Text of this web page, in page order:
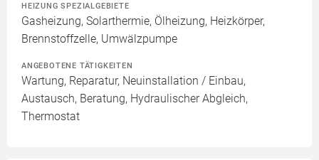
HEIZUNG SPEZIALGEBIETE
Gasheizung, Solarthermie, Ölheizung, Heizkörper,
Brennstoffzelle, Umwälzpumpe
ANGEBOTENE TÄTIGKEITEN
Wartung, Reparatur, Neuinstallation / Einbau,
Austausch, Beratung, Hydraulischer Abgleich,
Thermostat